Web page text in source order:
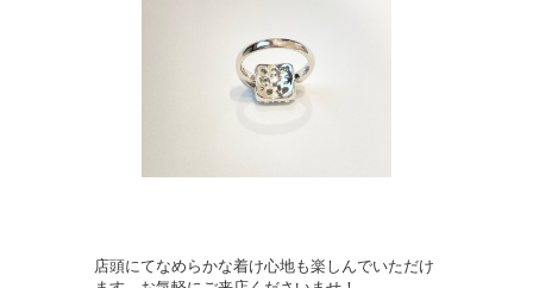
店頭にてなめらかな着け心地も楽しんでいただけ